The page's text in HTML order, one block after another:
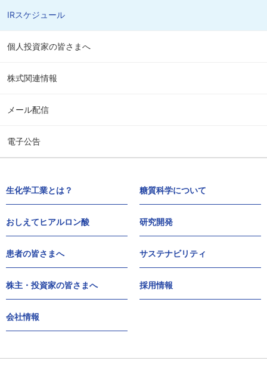
IRスケジュール
個人投資家の皆さまへ
株式関連情報
メール配信
電子公告
生化学工業とは？ 糖質科学について
おしえてヒアルロン酸 研究開発
患者の皆さまへ サステナビリティ
株主・投資家の皆さまへ 採用情報
会社情報